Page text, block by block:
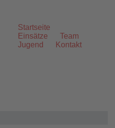
Startseite
Einsätze
Team
Jugend
Kontakt